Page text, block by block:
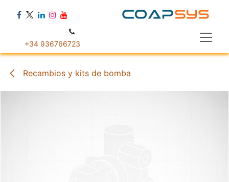
+34 936766723
Recambios y kits de bomba